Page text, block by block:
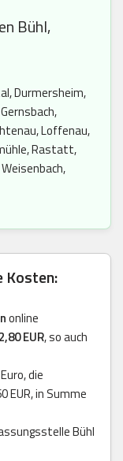
Bühl,
Durmersheim,
Loffenau,
Rastatt,
Kosten:
online
EUR, so auch
die
EUR, in Summe
Bühl